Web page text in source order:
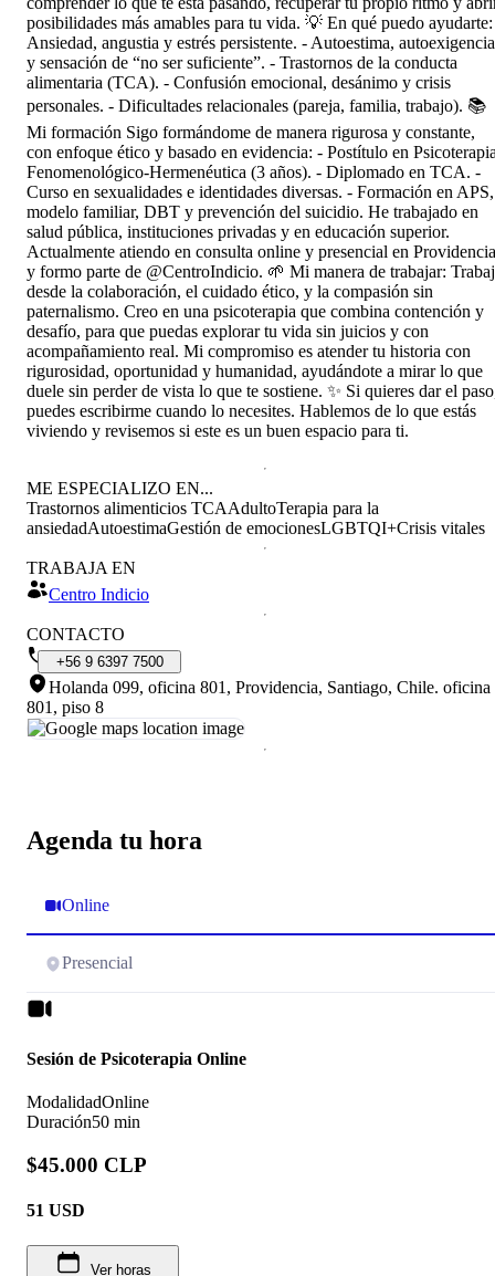
Agenda tu hora
Online
Presencial
Sesión de Psicoterapia Online
ModalidadOnline
Duración50 min
$45.000 CLP
51 USD
Ver horas
posibilidades más amables para tu vida. 💡 En qué puedo
Ansiedad, angustia y estrés persistente. - Autoestima, autoexigencia
y sensación de “no ser suficiente”. - Trastornos de la conducta
alimentaria (TCA). - Confusión emocional, desánimo y crisis
personales. - Dificultades relacionales (pareja, familia, trabajo). 📚
Mi formación Sigo formándome de manera rigurosa y constante,
con enfoque ético y basado en evidencia: - Postítulo en
Fenomenológico-Hermenéutica (3 años). - Diplomado en TCA. -
Curso en sexualidades e identidades diversas. - Formación en APS,
modelo familiar, DBT y prevención del suicidio. He trabajado en
salud pública, instituciones privadas y en educación superior.
Actualmente atiendo en consulta online y presencial en
y formo parte de @CentroIndicio. 🌱 Mi manera de trabajar:
desde la colaboración, el cuidado ético, y la compasión sin
paternalismo. Creo en una psicoterapia que combina contención y
desafío, para que puedas explorar tu vida sin juicios y con
acompañamiento real. Mi compromiso es atender tu historia con
rigurosidad, oportunidad y humanidad, ayudándote a mirar lo que
duele sin perder de vista lo que te sostiene. ✨ Si quieres dar el
puedes escribirme cuando lo necesites. Hablemos de lo que estás
viviendo y revisemos si este es un buen espacio para ti.
ME ESPECIALIZO EN...
Trastornos alimenticios TCAAdultoTerapia para la
ansiedadAutoestimaGestión de emocionesLGBTQI+Crisis vitales
TRABAJA EN
Centro Indicio
CONTACTO
+56 9 6397 7500
Holanda 099, oficina 801, Providencia, Santiago, Chile. oficina
801, piso 8